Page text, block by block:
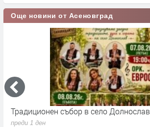
Още новини от Асеновград
Традиционен събор в село Долнослав
преди 1 ден